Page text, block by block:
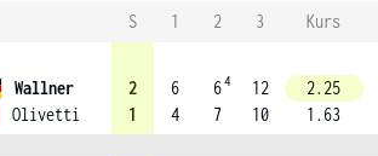
S 1 2 3
Kurs
Wallner
Olivetti
2
1
6
4
64
7
12
10
2.25
1.63